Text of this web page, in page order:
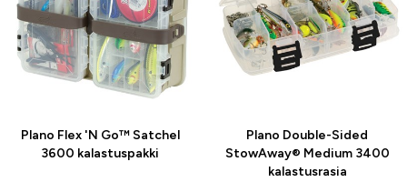
Plano Flex 'N Go™ Satchel
3600 kalastuspakki
Plano Double-Sided
StowAway® Medium 3400
kalastusrasia